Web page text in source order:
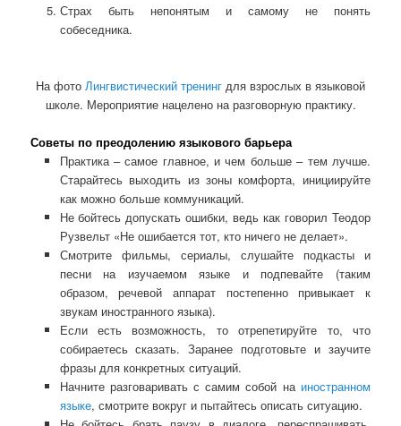
Страх быть непонятым и самому не понять
собеседника.
На фото Лингвистический тренинг для взрослых в языковой
школе. Мероприятие нацелено на разговорную практику.
Советы по преодолению языкового барьера
Практика – самое главное, и чем больше – тем лучше.
Старайтесь выходить из зоны комфорта, инициируйте
как можно больше коммуникаций.
Не бойтесь допускать ошибки, ведь как говорил Теодор
Рузвельт «Не ошибается тот, кто ничего не делает».
Смотрите фильмы, сериалы, слушайте подкасты и
песни на изучаемом языке и подпевайте (таким
образом, речевой аппарат постепенно привыкает к
звукам иностранного языка).
Если есть возможность, то отрепетируйте то, что
собираетесь сказать. Заранее подготовьте и заучите
фразы для конкретных ситуаций.
Начните разговаривать с самим собой на иностранном
языке, смотрите вокруг и пытайтесь описать ситуацию.